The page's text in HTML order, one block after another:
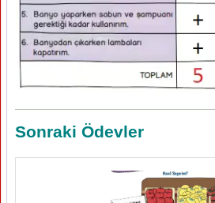
Sonraki Ödevler